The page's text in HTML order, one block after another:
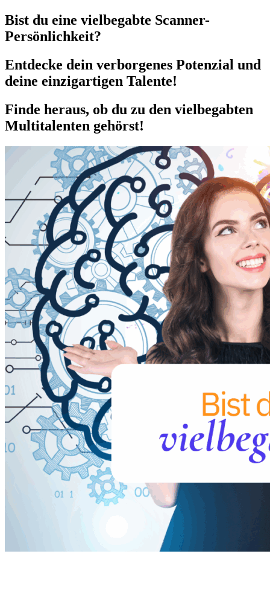
Bist du eine vielbegabte Scanner-
Persönlichkeit?
Entdecke dein verborgenes Potenzial und
deine einzigartigen Talente!
Finde heraus, ob du zu den vielbegabten
Multitalenten gehörst!